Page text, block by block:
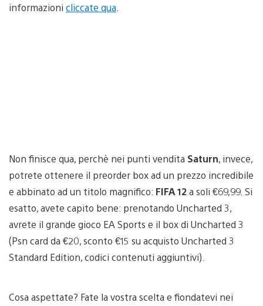
informazioni cliccate qua
Non finisce qua, perchè nei punti vendita Saturn, invece,
potrete ottenere il preorder box ad un prezzo incredibile
e abbinato ad un titolo magnifico: FIFA 12a soli €69,99. Si
esatto, avete capito bene: prenotando Uncharted 3,
avrete il grande gioco EA Sports e il box di Uncharted 3
(Psn card da €20, sconto €15 su acquisto Uncharted 3
Standard Edition, codici contenuti aggiuntivi).
Cosa aspettate? Fate la vostra scelta e fiondatevi nei